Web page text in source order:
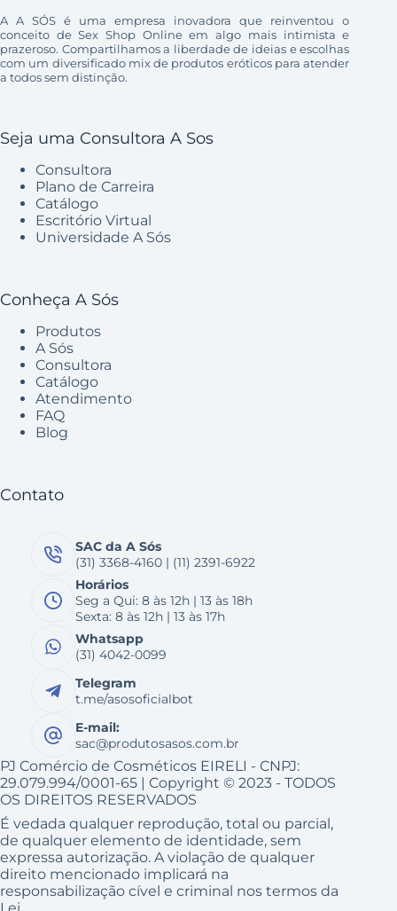
A A SÓS é uma empresa inovadora que reinventou o
conceito de Sex Shop Online em algo mais intimista e
prazeroso. Compartilhamos a liberdade de ideias e escolhas
com um diversificado mix de produtos eróticos para atender
a todos sem distinção.
Seja uma Consultora A Sos
Consultora
Plano de Carreira
Catálogo
Escritório Virtual
Universidade A Sós
Conheça A Sós
Produtos
A Sós
Consultora
Catálogo
Atendimento
FAQ
Blog
Contato
SAC da A Sós
(31) 3368-4160 | (11) 2391-6922
Horários
Seg a Qui: 8 às 12h | 13 às 18h
Sexta: 8 às 12h | 13 às 17h
Whatsapp
(31) 4042-0099
Telegram
t.me/asosoficialbot
E-mail:
sac@produtosasos.com.br
PJ Comércio de Cosméticos EIRELI - CNPJ:
29.079.994/0001-65 | Copyright © 2023 - TODOS
OS DIREITOS RESERVADOS
É vedada qualquer reprodução, total ou parcial,
de qualquer elemento de identidade, sem
expressa autorização. A violação de qualquer
direito mencionado implicará na
responsabilização cível e criminal nos termos da